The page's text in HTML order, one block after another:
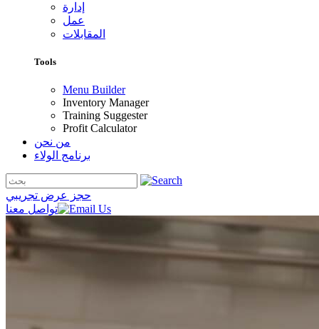
إدارة
عمل
المقابلات
Tools
Menu Builder
Inventory Manager
Training Suggester
Profit Calculator
من نحن
برنامج الولاء
حجز عرض تجريبي
تواصل معنا